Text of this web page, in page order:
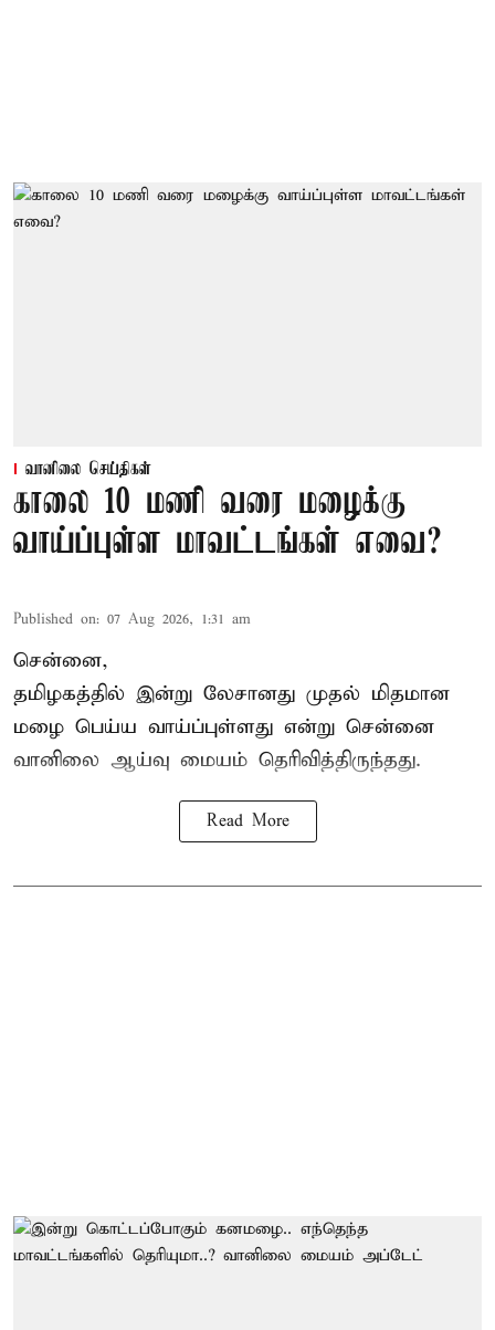
வானிலை செய்திகள்
காலை 10 மணி வரை மழைக்கு
வாய்ப்புள்ள மாவட்டங்கள் எவை?
Published on: 07 Aug 2026, 1:31 am
சென்னை,
தமிழகத்தில் இன்று லேசானது முதல் மிதமான
மழை பெய்ய வாய்ப்புள்ளது என்று சென்னை
வானிலை ஆய்வு மையம் தெரிவித்திருந்தது.
Read More